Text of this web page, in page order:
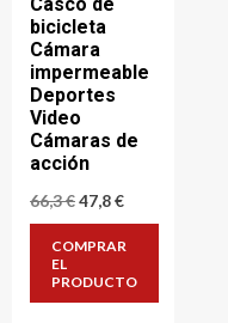
bicicleta
Cámara
impermeable
Deportes
Video
Cámaras de
acción
66,3€El
precio
original
66,3 €.
47,8€El
precio
actual
47,8 €.
COMPRAR
EL
PRODUCTO